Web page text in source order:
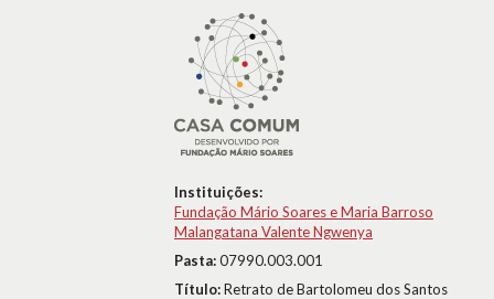
Instituições:
Fundação Mário Soares e Maria Barroso
Malangatana Valente Ngwenya
Pasta:07990.003.001
Título:Retrato de Bartolomeu dos Santos